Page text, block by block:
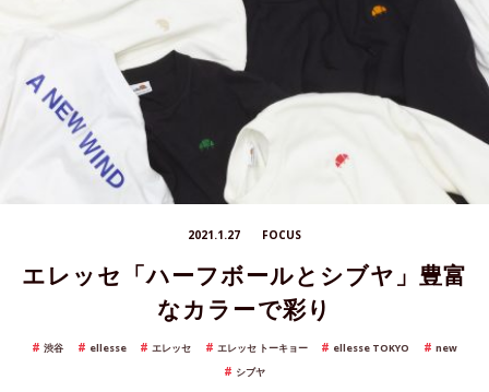
2021.1.27 FOCUS
エレッセ「ハーフボールとシブヤ」豊富
なカラーで彩り
渋谷 ellesse エレッセ エレッセ トーキョー ellesse TOKYO
new
シブヤ